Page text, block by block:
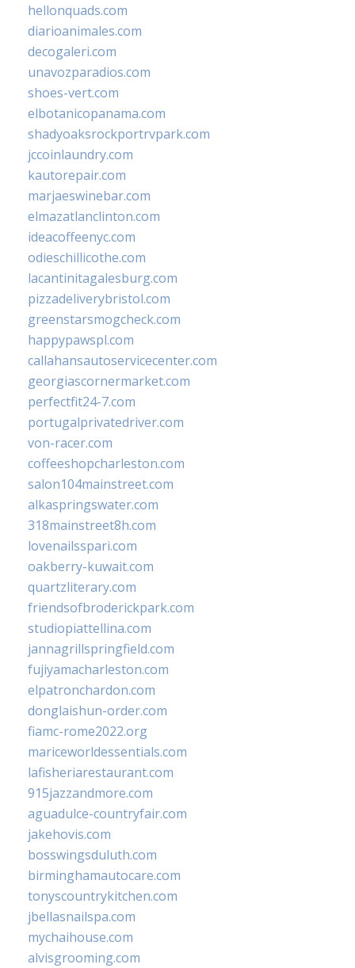
hellonquads.com
diarioanimales.com
decogaleri.com
unavozparadios.com
shoes-vert.com
elbotanicopanama.com
shadyoaksrockportrvpark.com
jccoinlaundry.com
kautorepair.com
marjaeswinebar.com
elmazatlanclinton.com
ideacoffeenyc.com
odieschillicothe.com
lacantinitagalesburg.com
pizzadeliverybristol.com
greenstarsmogcheck.com
happypawspl.com
callahansautoservicecenter.com
georgiascornermarket.com
perfectfit24-7.com
portugalprivatedriver.com
von-racer.com
coffeeshopcharleston.com
salon104mainstreet.com
alkaspringswater.com
318mainstreet8h.com
lovenailsspari.com
oakberry-kuwait.com
quartzliterary.com
friendsofbroderickpark.com
studiopiattellina.com
jannagrillspringfield.com
fujiyamacharleston.com
elpatronchardon.com
donglaishun-order.com
fiamc-rome2022.org
mariceworldessentials.com
lafisheriarestaurant.com
915jazzandmore.com
aguadulce-countryfair.com
jakehovis.com
bosswingsduluth.com
birminghamautocare.com
tonyscountrykitchen.com
jbellasnailspa.com
mychaihouse.com
alvisgrooming.com